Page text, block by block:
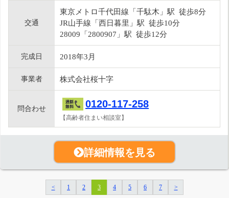
交通
東京メトロ千代田線「千駄木」駅 徒歩8分
JR山手線「西日暮里」駅 徒歩10分
28009「2800907」駅 徒歩12分
完成日 2018年3月
事業者 株式会社桜十字
問合わせ 0120-117-258
【高齢者住まい相談室】
詳細情報を見る
< 1 2 3 4 5 6 7 >